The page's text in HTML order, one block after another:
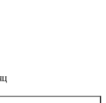
Р.9519,